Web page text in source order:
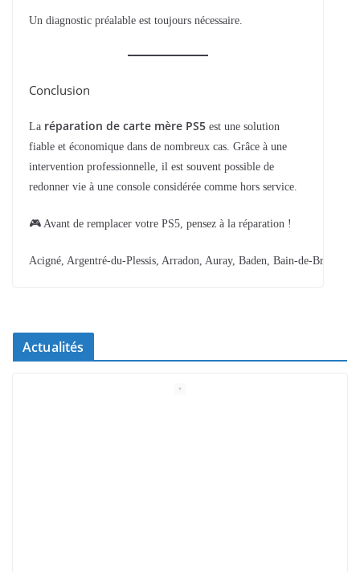
Un diagnostic préalable est toujours nécessaire.
Conclusion
La réparation de carte mère PS5 est une solution
fiable et économique dans de nombreux cas. Grâce à une
intervention professionnelle, il est souvent possible de
redonner vie à une console considérée comme hors service.
🎮 Avant de remplacer votre PS5, pensez à la réparation !
Acigné, Argentré-du-Plessis, Arradon, Auray, Baden, Bain-de-
Actualités